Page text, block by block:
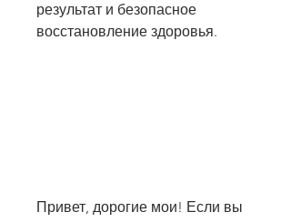
результат и безопасное
восстановление здоровья.
Привет, дорогие мои! Если вы